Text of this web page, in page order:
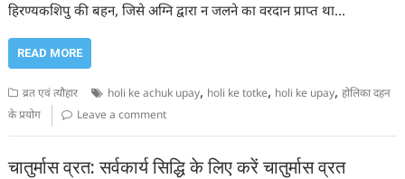
हिरण्यकशिपु की बहन, जिसे अग्नि द्वारा न जलने का वरदान प्राप्त था…
READ MORE
व्रत एवं त्यौहार holi ke achuk upay, holi ke totke, holi ke upay,होलिका दहन
के प्रयोग
Leave a comment
चातुर्मास व्रत: सर्वकार्य सिद्धि के लिए करें चातुर्मास व्रत